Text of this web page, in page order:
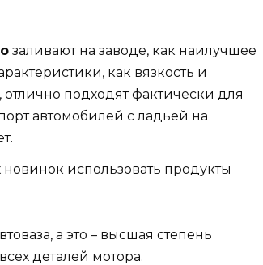
заливают на заводе, как наилучшее
как вязкость и
отлично подходят фактически для
автомобилей с ладьей на
использовать продукты
а это – высшая степень
деталей мотора.